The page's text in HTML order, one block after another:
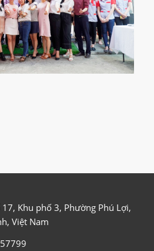
Khu phố 3, Phường Phú Lợi,
Việt Nam